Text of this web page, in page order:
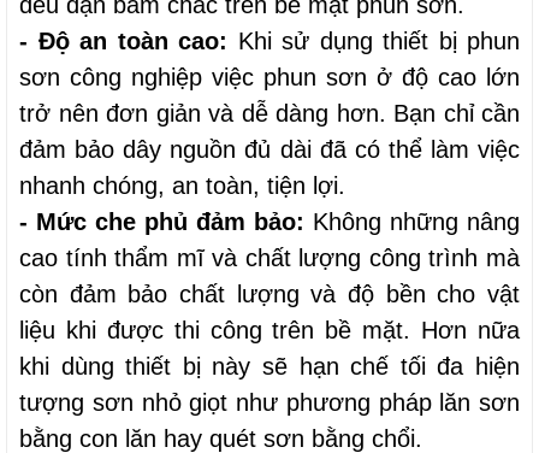
- Độ an toàn cao: Khi sử dụng thiết bị phun
sơn công nghiệp việc phun sơn ở độ cao lớn
trở nên đơn giản và dễ dàng hơn. Bạn chỉ cần
đảm bảo dây nguồn đủ dài đã có thể làm việc
nhanh chóng, an toàn, tiện lợi.
- Mức che phủ đảm bảo: Không những nâng
cao tính thẩm mĩ và chất lượng công trình mà
còn đảm bảo chất lượng và độ bền cho vật
liệu khi được thi công trên bề mặt. Hơn nữa
khi dùng thiết bị này sẽ hạn chế tối đa hiện
tượng sơn nhỏ giọt như phương pháp lăn sơn
bằng con lăn hay quét sơn bằng chổi.